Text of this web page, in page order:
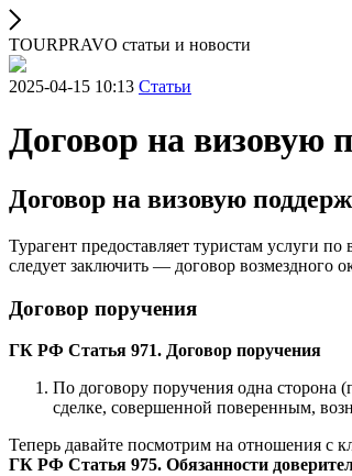
TOURPRAVO статьи и новости
2025-04-15 10:13 Статьи
Договор на визовую
Договор на визовую
Турагент предоставляет туристам услуги
следует заключить — договор возмездного
Договор поручения
ГК РФ Статья 971. Договор поручения
По договору поручения одна сторона
сделке, совершенной поверенным,
Теперь давайте посмотрим на отношения с
ГК РФ Статья 975. Обязанности